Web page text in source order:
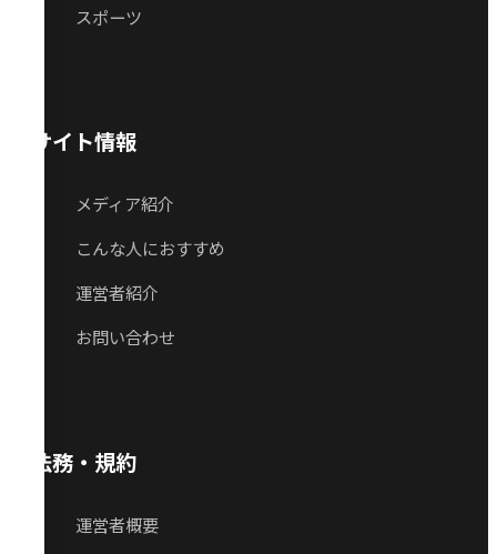
スポーツ
サイト情報
メディア紹介
こんな人におすすめ
運営者紹介
お問い合わせ
法務・規約
運営者概要